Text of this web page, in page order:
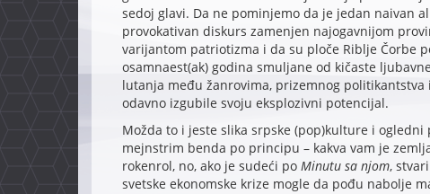
sedoj glavi. Da ne pominjemo da je jedan naivan
provokativan diskurs zamenjen najogavnijom
varijantom patriotizma i da su ploče Riblje Čorbe
osamnaest(ak) godina smuljane od kičaste
lutanja među žanrovima, prizemnog politikantstva
odavno izgubile svoju eksplozivni potencijal.
Možda to i jeste slika srpske (pop)kulture i ogledni
mejnstrim benda po principu – kakva vam je
rokenrol, no, ako je sudeći po Minutu sa njom,
svetske ekonomske krize mogle da pođu nabolje